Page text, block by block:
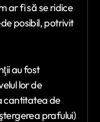
ar fi să se ridice
posibil, potrivit
au fost
lor de
cantitatea de
prafului)